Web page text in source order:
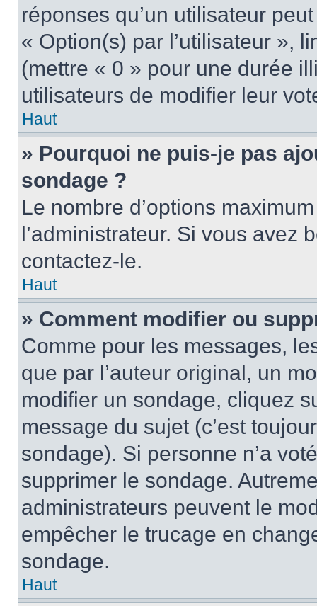
réponses qu’un utilisateur
« Option(s) par l’utilisateur »,
(mettre « 0 » pour une durée
utilisateurs de modifier leur
Haut
» Pourquoi ne puis-je pas
sondage ?
Le nombre d’options
l’administrateur. Si vous avez
contactez-le.
Haut
» Comment modifier ou
Comme pour les messages,
que par l’auteur original, un
modifier un sondage, cliquez
message du sujet (c’est
sondage). Si personne n’a
supprimer le sondage.
administrateurs peuvent le
empêcher le trucage en
sondage.
Haut